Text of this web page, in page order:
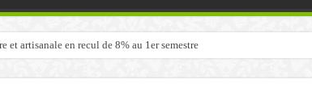
et artisanale en recul de 8% au 1er semestre